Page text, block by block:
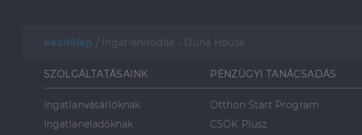
Kezdőlap / Ingatlanirodák - Duna House
SZOLGÁLTATÁSAINK
Ingatlanvásárlóknak
Ingatlaneladóknak
PÉNZÜGYI TANÁCSADÁS
Otthon Start Program
CSOK Plusz